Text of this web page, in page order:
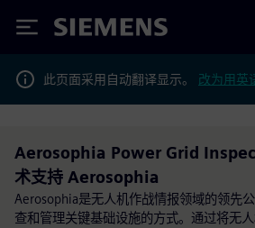
Siemens
此页面采用自动翻译显示。 改为用英
Aerosophia Power Grid
术支持 Aerosophia
Aerosophia是无人机作战情报领域的领先
查和管理关键基础设施的方式。通过将无